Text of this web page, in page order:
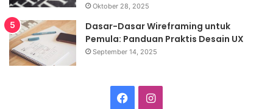
Oktober 28, 2025
Dasar-Dasar Wireframing untuk
Pemula: Panduan Praktis Desain UX
September 14, 2025
FacebookInstagram